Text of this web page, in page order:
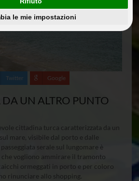
le mie impostazioni
Twitter Google
UN ALTRO PUNTO
cittadina turca caratterizzata da un
mare, visibile dal porto e dalle
serale sul lungomare è
che vogliono ammirare il tramonto
ormeggati in porto e per coloro
rinunciare allo shopping.